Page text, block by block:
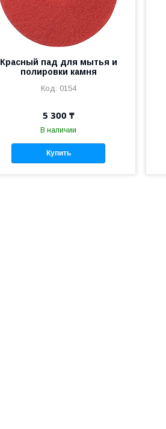
Красный пад для мытья и
полировки камня
0154
5 300 ₸
В наличии
Купить